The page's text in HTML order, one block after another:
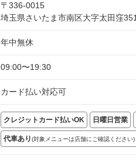
〒336-0015
埼玉県さいたま市南区大字太田窪
年中無休
09:00〜19:30
カード払い対応可
クレジットカード払いOK 日曜日営業
代車あり(対象メニューは店舗にご確認ください)